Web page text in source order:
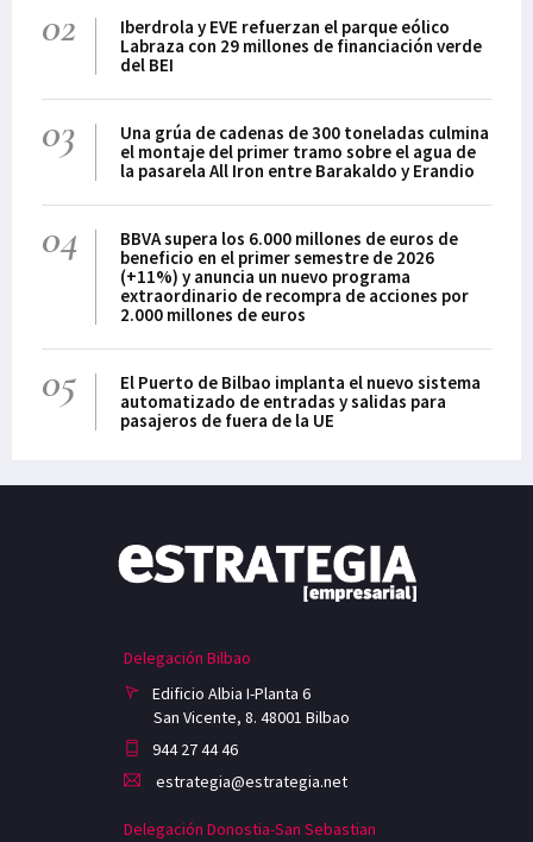
02
Iberdrola y EVE refuerzan el parque eólico
Labraza con 29 millones de financiación verde
del BEI
03
Una grúa de cadenas de 300 toneladas culmina
el montaje del primer tramo sobre el agua de
la pasarela All Iron entre Barakaldo y Erandio
04
BBVA supera los 6.000 millones de euros de
beneficio en el primer semestre de 2026
(+11%) y anuncia un nuevo programa
extraordinario de recompra de acciones por
2.000 millones de euros
05
El Puerto de Bilbao implanta el nuevo sistema
automatizado de entradas y salidas para
pasajeros de fuera de la UE
Delegación Bilbao
Edificio Albia I-Planta 6
San Vicente, 8. 48001 Bilbao
944 27 44 46
estrategia@estrategia.net
Delegación Donostia-San Sebastian